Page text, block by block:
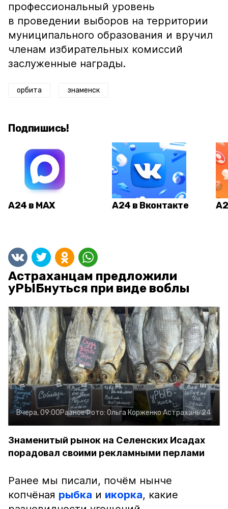
профессиональный уровень
в проведении выборов на территории
муниципального образования и вручил
членам избирательных комиссий
заслуженные награды.
орбита знаменск
Подпишись!
А24 в MAX А24 в Вконтакте
Астраханцам предложили
уРЫБнуться при виде воблы
Вчера, 09:00РазноеФото: Ольга КорженкоАстрахань 24
Знаменитый рынок на Селенских Исадах
порадовал своими рекламными перлами
Ранее мы писали, почём нынче
копчёная рыбка и икорка, какие